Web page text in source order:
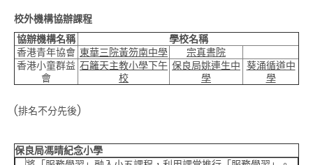
校外機構協辦課程
協辦機構名稱
學校名稱
香港青年協會 東華三院黃笏南中學
宗真書院
香港小童群益
會
石籬天主教小學下午
校
保良局姚連生中
學
葵涌循道中
學
(排名不分先後)
保良局馮晴紀念小學